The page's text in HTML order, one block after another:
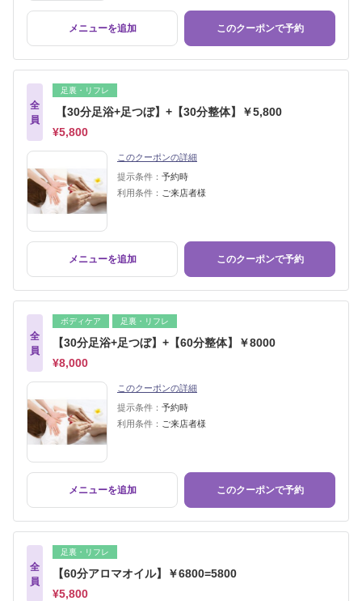
メニューを追加 このクーポンで予約
全
員
足裏・リフレ
【30分足浴+足つぼ】+【30分整体】￥5,800
¥5,800
このクーポンの詳細
提示条件： 予約時
利用条件： ご来店者様
メニューを追加 このクーポンで予約
全
員
ボディケア 足裏・リフレ
【30分足浴+足つぼ】+【60分整体】￥8000
¥8,000
このクーポンの詳細
提示条件： 予約時
利用条件： ご来店者様
メニューを追加 このクーポンで予約
全
員
足裏・リフレ
【60分アロマオイル】￥6800=5800
¥5,800